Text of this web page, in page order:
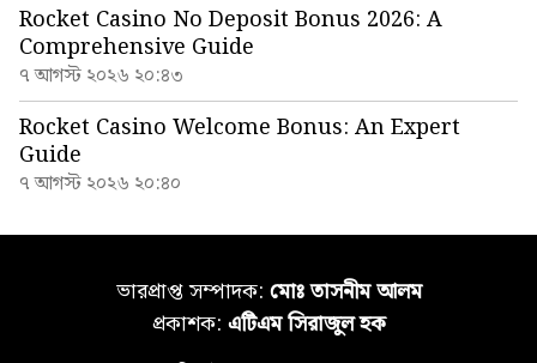
Rocket Casino No Deposit Bonus 2026: A
Comprehensive Guide
৭ আগস্ট ২০২৬ ২০:৪৩
Rocket Casino Welcome Bonus: An Expert
Guide
৭ আগস্ট ২০২৬ ২০:৪০
ভারপ্রাপ্ত সম্পাদক: মোঃ তাসনীম আলম
প্রকাশক: এটিএম সিরাজুল হক